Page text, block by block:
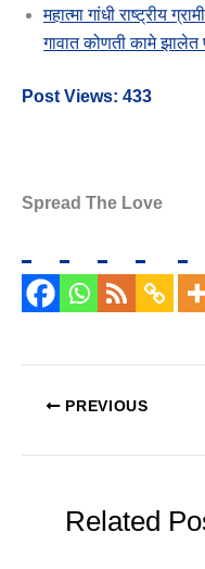
महात्मा गांधी राष्ट्रीय
गावात कोणती कामे झालेत
Post Views: 433
Spread The Love
PREVIOUS
Related